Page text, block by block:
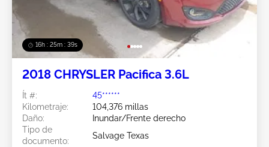
16h : 25m : 37s
2018 CHRYSLER Pacifica 3.6L
Ít #:
45******
Kilometraje:
104,376 millas
Daño:
Inundar/Frente derecho
Tipo de
documento:
Salvage Texas